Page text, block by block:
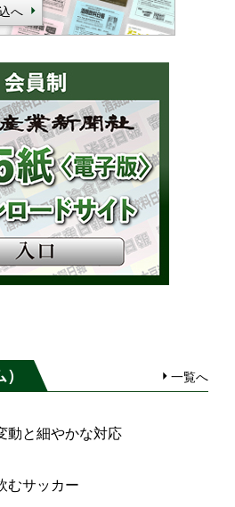
へ
一覧へ
動と細やかな対応
むサッカー